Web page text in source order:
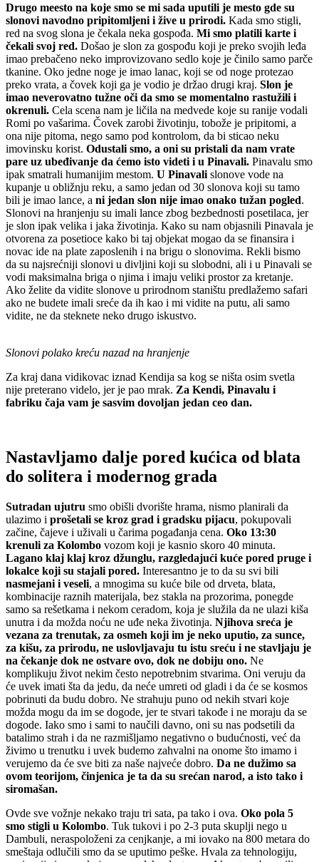
Drugo meesto na koje smo se mi sada uputili je mesto gde su
slonovi navodno pripitomljeni i žive u prirodi. Kada smo stigli,
red na svog slona je čekala neka gospođa. Mi smo platili karte i
čekali svoj red. Došao je slon za gospođu koji je preko svojih leđa
imao prebačeno neko improvizovano sedlo koje je činilo samo parče
tkanine. Oko jedne noge je imao lanac, koji se od noge protezao
preko vrata, a čovek koji ga je vodio je držao drugi kraj. Slon je
imao neverovatno tužne oči da smo se momentalno rastužili i
okrenuli. Cela scena nam je ličila na medvede koje su ranije vodali
Romi po vašarima. Čovek zarobi životinju, tobože je pripitomi, a
ona nije pitoma, nego samo pod kontrolom, da bi sticao neku
imovinsku korist. Odustali smo, a oni su pristali da nam vrate
pare uz ubeđivanje da ćemo isto videti i u Pinavali. Pinavalu smo
ipak smatrali humanijim mestom. U Pinavali slonove vode na
kupanje u obližnju reku, a samo jedan od 30 slonova koji su tamo
bili je imao lance, a ni jedan slon nije imao onako tužan pogled.
Slonovi na hranjenju su imali lance zbog bezbednosti posetilaca, jer
je slon ipak velika i jaka životinja. Kako su nam objasnili Pinavala je
otvorena za posetioce kako bi taj objekat mogao da se finansira i
novac ide na plate zaposlenih i na brigu o slonovima. Rekli bismo
da su najsrećniji slonovi u divljini koji su slobodni, ali i u Pinavali se
vodi maksimalna briga o njima i imaju veliki prostor za kretanje.
Ako želite da vidite slonove u prirodnom staništu predlažemo safari
ako ne budete imali sreće da ih kao i mi vidite na putu, ali samo
vidite, ne da steknete neko drugo iskustvo.
Slonovi polako kreću nazad na hranjenje
Za kraj dana vidikovac iznad Kendija sa kog se ništa osim svetla
nije preterano videlo, jer je pao mrak. Za Kendi, Pinavalu i
fabriku čaja vam je sasvim dovoljan jedan ceo dan.
Nastavljamo dalje pored kućica od blata
do solitera i modernog grada
Sutradan ujutru smo obišli dvorište hrama, nismo planirali da
ulazimo i prošetali se kroz grad i gradsku pijacu, pokupovali
začine, čajeve i uživali u čarima pogađanja cena. Oko 13:30
krenuli za Kolombo vozom koji je kasnio skoro 40 minuta.
Lagano klaj klaj kroz džunglu, razgledajući kuće pored pruge i
lokalce koji su stajali pored. Interesantno je to da su svi bili
nasmejani i veseli, a mnogima su kuće bile od drveta, blata,
kombinacije raznih materijala, bez stakla na prozorima, ponegde
samo sa rešetkama i nekom ceradom, koja je služila da ne ulazi kiša
unutra i da možda noću ne uđe neka životinja. Njihova sreća je
vezana za trenutak, za osmeh koji im je neko uputio, za sunce,
za kišu, za prirodu, ne uslovljavaju tu istu sreću i ne stavljaju je
na čekanje dok ne ostvare ovo, dok ne dobiju ono. Ne
komplikuju život nekim često nepotrebnim stvarima. Oni veruju da
će uvek imati šta da jedu, da neće umreti od gladi i da će se kosmos
pobrinuti da budu dobro. Ne strahuju puno od nekih stvari koje
možda mogu da im se dogode, jer te stvari takođe i ne moraju da se
dogode. Iako smo i sami to naučili davno, oni su nas podsetili da
batalimo strah i da ne razmišljamo negativno o budućnosti, već da
živimo u trenutku i uvek budemo zahvalni na onome što imamo i
verujemo da će sve biti za naše najveće dobro. Da ne dužimo sa
ovom teorijom, činjenica je ta da su srećan narod, a isto tako i
siromašan.
Ovde sve vožnje nekako traju tri sata, pa tako i ova. Oko pola 5
smo stigli u Kolombo. Tuk tukovi i po 2-3 puta skuplji nego u
Dambuli, neraspoloženi za cenjkanje, a mi iovako na 800 metara do
smeštaja odlučili smo da se uputimo peške. Hvala za tehnologiju,